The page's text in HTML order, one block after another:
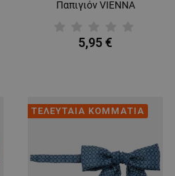
Παπιγιόν VIENNA
5,95 €
ΤΕΛΕΥΤΑΙΑ ΚΟΜΜΑΤΙΑ